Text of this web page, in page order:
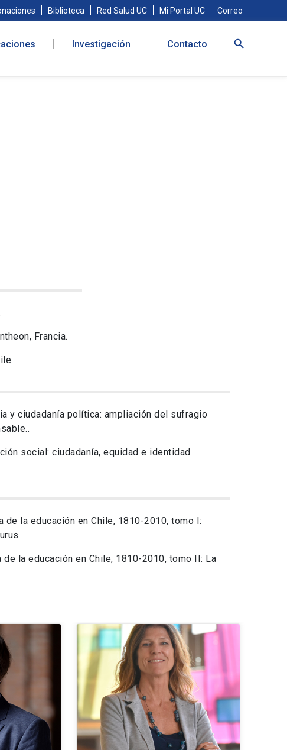
Biblioteca Red Salud UC Mi Portal UC Correo
Investigación Contacto
Francia.
y ciudadanía política: ampliación del sufragio
social: ciudadanía, equidad e identidad
de la educación en Chile, 1810-2010, tomo I:
de la educación en Chile, 1810-2010, tomo II: La